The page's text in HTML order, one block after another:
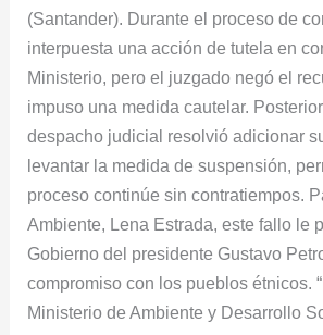
(Santander). Durante el proceso de
interpuesta una acción de tutela en
Ministerio, pero el juzgado negó el
impuso una medida cautelar.
despacho judicial resolvió adicionar
levantar la medida de suspensión,
proceso continúe sin contratiempos.
Ambiente, Lena Estrada, este fallo le
Gobierno del presidente Gustavo
compromiso con los pueblos étnicos.
Ministerio de Ambiente y Desarrollo